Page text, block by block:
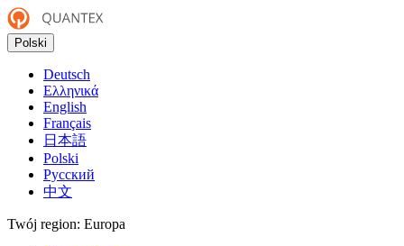
Polski
Deutsch
Ελληνικά
English
Français
日本語
Polski
Русский
中文
Twój region: Europa